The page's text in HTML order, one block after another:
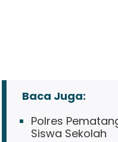
Baca Juga:
Polres
Siswa Sekolah